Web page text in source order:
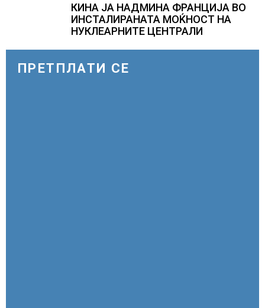
зголемени ризици во финансискиот
систем
КИНА ЈА НАДМИНА ФРАНЦИЈА ВО
ИНСТАЛИРАНАТА МОЌНОСТ НА
НУКЛЕАРНИТЕ ЦЕНТРАЛИ
ПРЕТПЛАТИ СЕ